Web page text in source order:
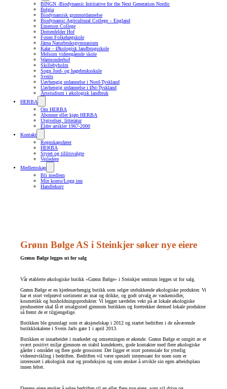
BINGN -Biodynamic Inititative for the Next Generation Nordic
Belgia
Biodynamisk grunnutdannelse
Biodynamic Agricultural College – England
Emerson College
Dottenfelder Hof
Fosen Folkehøgskole
Järna Naturbruksgymnasium
Kalø – Økologisk landbrugsskole
Melsom videregående skole
Warmonderhof
Skillebyholm
Sogn Jord- og hagebruksskule
Sveits
Uavhengig utdannelse i Nord-Tyskland
Uavhengig utdannelse i Øst-Tyskland
Årsstudium i økologisk landbruk
HERBA
Om HERBA
Abonner eller kjøp HERBA
Utgivelser, litteratur
Eldre artikler 1967-2000
Kontakt
Regnskapsfører
HERBA
Styret og tillitsvalgte
Veiledere
Medlemskap
Bli medlem
Min konto/Logg inn
Handlekurv
Grønn Bølge AS i Steinkjer søker nye eiere
Grønn Bølge legges ut for salg
Vår etablerte økologiske butikk «Grønn Bølge» i Steinkjer sentrum legges ut for salg.
Grønn Bølge er en kjedeuavhengig butikk som selger utelukkende økologiske produkter. Vi
har et stort velprøvd sortiment av mat og drikke, og godt utvalg av vaskemidler,
kosmetikk og husholdningsprodukter. Vi legger særdeles vekt på at lokale økologiske
produsenter skal få et utsalgssted gjennom butikken og foretrekker dermed lokale produkter
så fremt de er tilgjengelige.
Butikken ble grunnlagt som et aksjeselskap i 2012 og startet bedriften i de nåværende
butikklokalene i Svein Jarls gate 1 i april 2013.
Butikken er innarbeidet i markedet og omsetningen er økende. Grønn Bølge er omgitt av et
svært positivt miljø gjennom en stabil kundekrets, gode kontakter med flere økologiske
gårder i området og flere gode grossister. Det ligger et stort potensiale for ytterlig
videreutvikling i bedriften. Bedriften vil være spesielt interessant for noen som er
interessert i økologisk mat og produksjon og som ønsker å utvikle sin egen arbeidsplass
innen feltet.